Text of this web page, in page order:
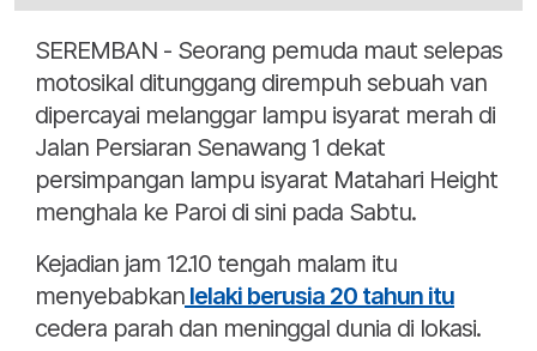
SEREMBAN - Seorang pemuda maut selepas
motosikal ditunggang dirempuh sebuah van
dipercayai melanggar lampu isyarat merah di
Jalan Persiaran Senawang 1 dekat
persimpangan lampu isyarat Matahari Height
menghala ke Paroi di sini pada Sabtu.
Kejadian jam 12.10 tengah malam itu
menyebabkan lelaki berusia 20 tahun itu
cedera parah dan meninggal dunia di lokasi.